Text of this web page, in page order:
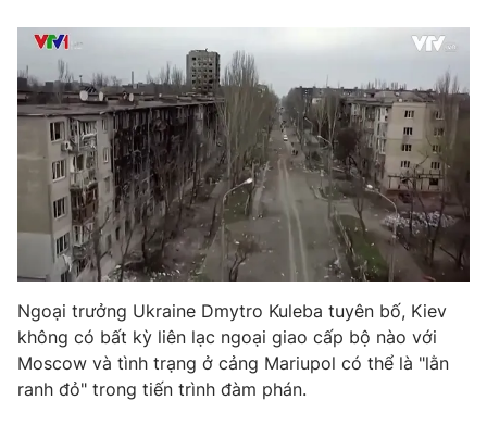
Photo Infographic
Video Shorts video
VTV Money VTV Thể thao
VTV Sức khoẻ Bất động sản
Thị trường 24h Tấm lòng Việt
VTV4 Vươn mình bằng AI
Ngoại trưởng Ukraine Dmytro Kuleba tuyên bố, Kiev
không có bất kỳ liên lạc ngoại giao cấp bộ nào với
Moscow và tình trạng ở cảng Mariupol có thể là "lằn
ranh đỏ" trong tiến trình đàm phán.